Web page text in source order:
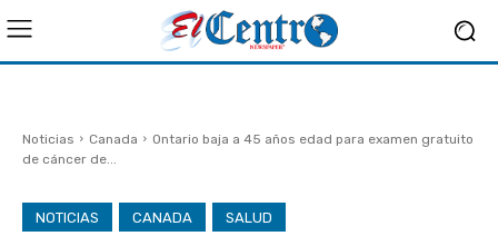
Noticias Canada
Ontario baja a 45 años edad para examen gratuito
de cáncer de...
NOTICIAS CANADA SALUD